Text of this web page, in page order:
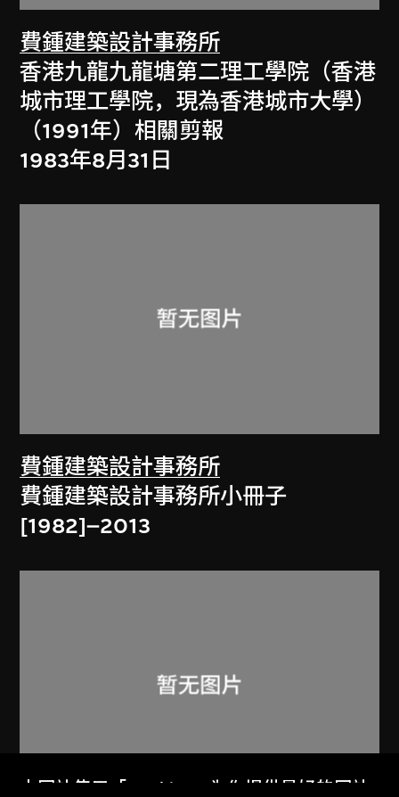
費鍾建築設計事務所
香港九龍九龍塘第二理工學院（香港
城市理工學院，現為香港城市大學）
（1991年）相關剪報
1983年8月31日
費鍾建築設計事務所
費鍾建築設計事務所小冊子
[1982]–2013
本网站使用「Cookies」为你提供最好的网站